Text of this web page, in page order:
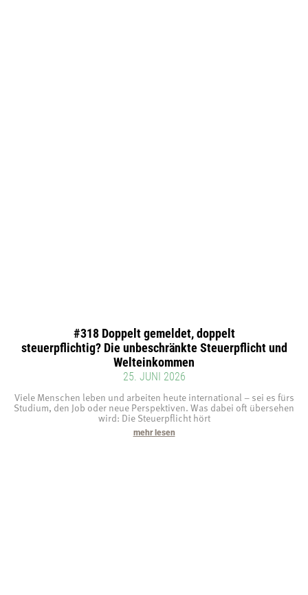
#318 Doppelt gemeldet, doppelt
steuerpflichtig? Die unbeschränkte Steuerpflicht und
Welteinkommen
25. JUNI 2026
Viele Menschen leben und arbeiten heute international – sei es fürs
Studium, den Job oder neue Perspektiven. Was dabei oft übersehen
wird: Die Steuerpflicht hört
mehr lesen